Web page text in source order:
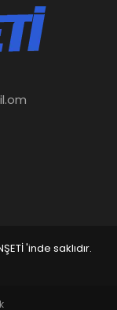
'inde saklıdır.